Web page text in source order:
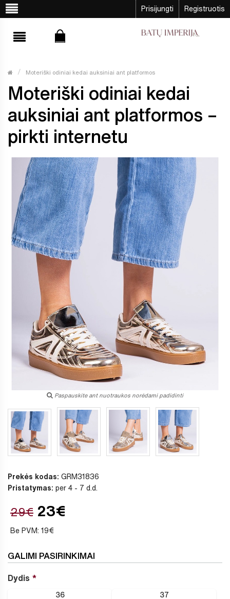
Prisijungti Registruotis
Moteriški odiniai kedai auksiniai ant platformos
Moteriški odiniai kedai
auksiniai ant platformos –
pirkti internetu
Paspauskite ant nuotraukos norėdami padidinti
Prekės kodas: GRM31836
Pristatymas: per 4 - 7 d.d.
29€ 23€
Be PVM: 19€
GALIMI PASIRINKIMAI
Dydis
36 37